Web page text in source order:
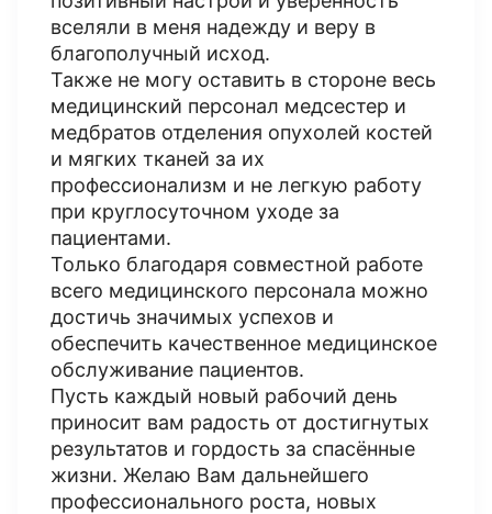
вселяли в меня надежду и веру в
благополучный исход.
Также не могу оставить в стороне весь
медицинский персонал медсестер и
медбратов отделения опухолей костей
и мягких тканей за их
профессионализм и не легкую работу
при круглосуточном уходе за
пациентами.
Только благодаря совместной работе
всего медицинского персонала можно
достичь значимых успехов и
обеспечить качественное медицинское
обслуживание пациентов.
Пусть каждый новый рабочий день
приносит вам радость от достигнутых
результатов и гордость за спасённые
жизни. Желаю Вам дальнейшего
профессионального роста, новых